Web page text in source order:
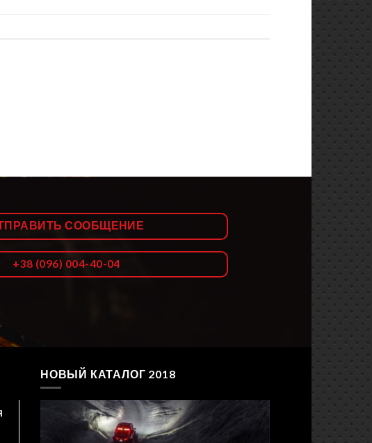
СООБЩЕНИЕ
+38 (096) 004-40-04
НОВЫЙ КАТАЛОГ 2018